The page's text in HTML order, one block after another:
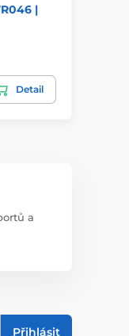
|
Detail
a
Přihlásit